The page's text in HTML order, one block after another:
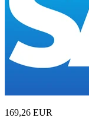
169,26 EUR